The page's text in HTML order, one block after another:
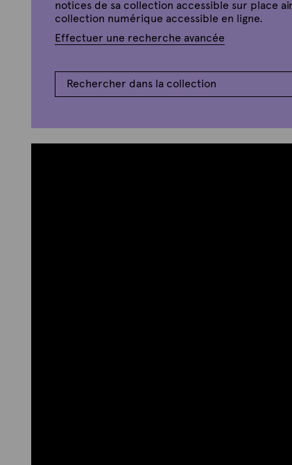
notices de sa collection accessible sur place
collection numérique accessible en ligne.
Effectuer une recherche avancée